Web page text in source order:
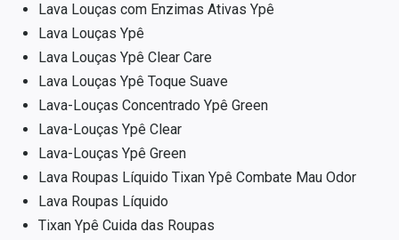
Lava Louças com Enzimas Ativas Ypê
Lava Louças Ypê
Lava Louças Ypê Clear Care
Lava Louças Ypê Toque Suave
Lava-Louças Concentrado Ypê Green
Lava-Louças Ypê Clear
Lava-Louças Ypê Green
Lava Roupas Líquido Tixan Ypê Combate Mau Odor
Lava Roupas Líquido
Tixan Ypê Cuida das Roupas